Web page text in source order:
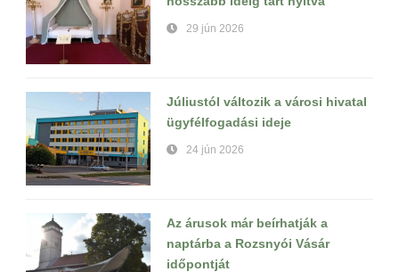
29 jún 2026
Júliustól változik a városi hivatal
ügyfélfogadási ideje
24 jún 2026
Az árusok már beírhatják a
naptárba a Rozsnyói Vásár
időpontját